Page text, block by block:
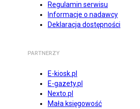
Regulamin serwisu
Informacje o nadawcy
Deklaracja dostępności
PARTNERZY
E-kiosk.pl
E-gazety.pl
Nexto.pl
Mała księgowość